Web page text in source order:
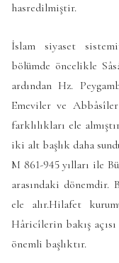
hasredilmiştir.
İslam siyaset
bölümde öncelikle
ardından Hz.
Emeviler ve
farklılıkları ele
iki alt başlık daha
M 861-945 yılları ile
arasındaki dönemdir.
ele alır.Hilafet
Hâricîlerin bakış
önemli başlıktır.